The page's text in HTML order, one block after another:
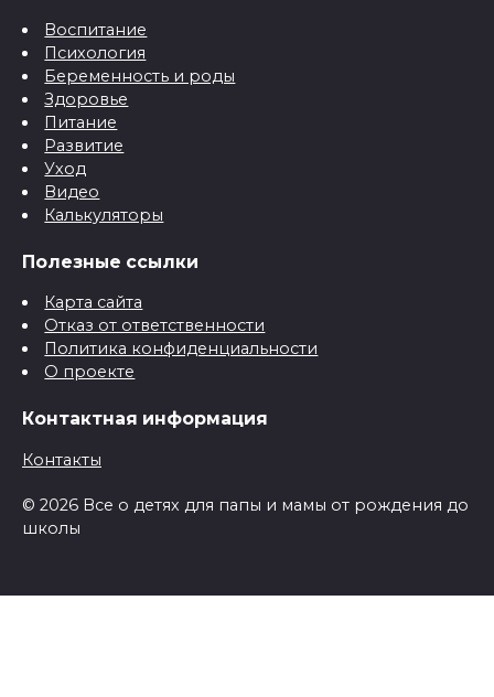
Воспитание
Психология
Беременность и роды
Здоровье
Питание
Развитие
Уход
Видео
Калькуляторы
Полезные ссылки
Карта сайта
Отказ от ответственности
Политика конфиденциальности
О проекте
Контактная информация
Контакты
© 2026 Все о детях для папы и мамы от рождения до
школы